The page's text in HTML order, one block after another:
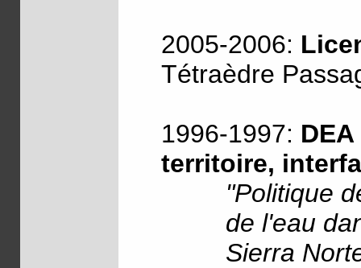
2005-2006:
Tétraèdre
1996-1997:
territoire,
"Politique
de l'eau
Sierra